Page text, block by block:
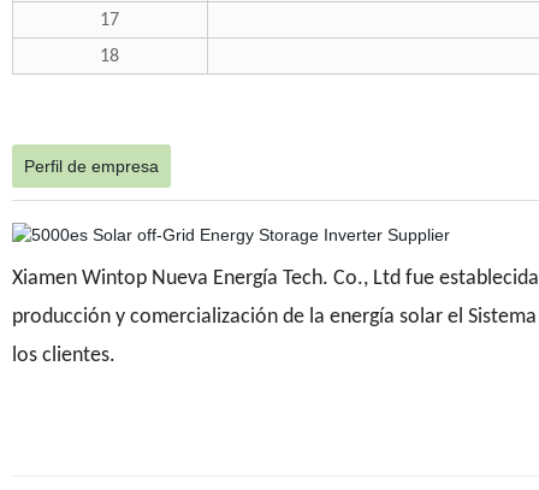
17
18
Perfil de empresa
Xiamen Wintop Nueva Energía Tech. Co., Ltd fue
producción y comercialización de la energía solar el
los clientes.